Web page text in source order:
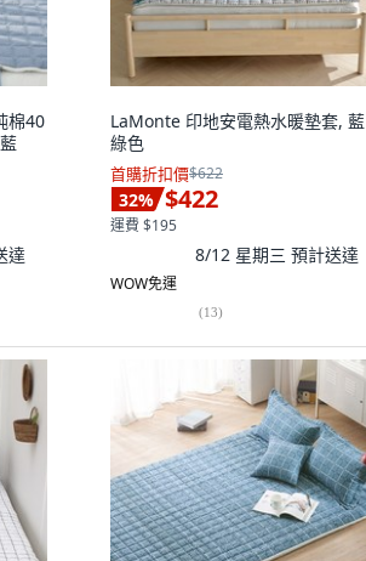
棉40
達
LaMonte 印地安電熱水暖墊套, 藍
綠色
首購折扣價$622
32% $422
運費 $195
8/12 星期三 預計送達
WOW免運
(13)